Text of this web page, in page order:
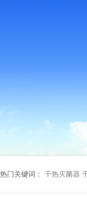
热门关键词： 干热灭菌器